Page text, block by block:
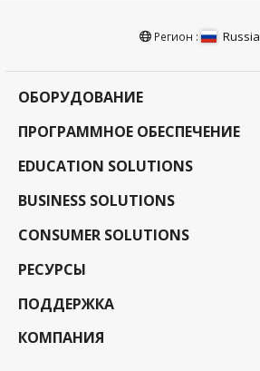
Регион : Russia
ОБОРУДОВАНИЕ
ПРОГРАММНОЕ ОБЕСПЕЧЕНИЕ
EDUCATION SOLUTIONS
BUSINESS SOLUTIONS
CONSUMER SOLUTIONS
РЕСУРСЫ
ПОДДЕРЖКА
КОМПАНИЯ